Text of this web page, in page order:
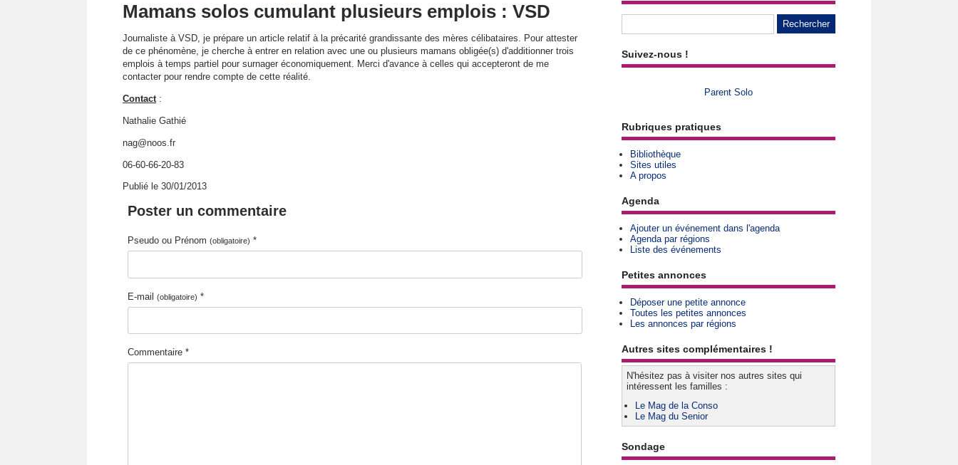
Mamans solos cumulant plusieurs emplois : VSD
Journaliste à VSD, je prépare un article relatif à la précarité grandissante des mères célibataires. Pour attester
de ce phénomène, je cherche à entrer en relation avec une ou plusieurs mamans obligée(s) d'additionner trois
emplois à temps partiel pour surnager économiquement. Merci d'avance à celles qui accepteront de me
contacter pour rendre compte de cette réalité.
Contact:
Nathalie Gathié
nag@noos.fr
06-60-66-20-83
Publié le 30/01/2013
Poster un commentaire
Pseudo ou Prénom (obligatoire) *
E-mail (obligatoire) *
Commentaire *
Suivez-nous !
Parent Solo
Rubriques pratiques
Bibliothèque
Sites utiles
A propos
Agenda
Ajouter un événement dans l'agenda
Agenda par régions
Liste des événements
Petites annonces
Déposer une petite annonce
Toutes les petites annonces
Les annonces par régions
Autres sites complémentaires !
N'hésitez pas à visiter nos autres sites qui
intéressent les familles :
Le Mag de la Conso
Le Mag du Senior
Sondage